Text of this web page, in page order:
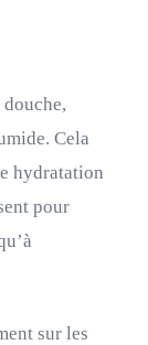
Cela
hydratation
pour
sur les